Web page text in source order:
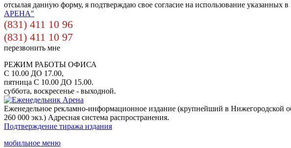
отсылая данную форму, я подтверждаю свое согласие на использование указанных
АРЕНА"
(831) 411 10 96
(831) 411 10 97
перезвонить мне
РЕЖИМ РАБОТЫ ОФИСА
С 10.00 ДО 17.00,
пятница С 10.00 ДО 15.00.
суббота, воскресенье - выходной.
Еженедельное рекламно-информационное издание (крупнейший в Нижегородской
260 000 экз.) Адресная система распространения.
Подтверждение тиража издания
мобильное меню